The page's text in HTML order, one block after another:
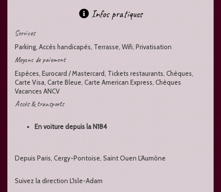
Infos pratiques
Services
Parking, Accès handicapés, Terrasse, Wifi, Privatisation
Moyens de paiement
Espèces, Eurocard / Mastercard, Tickets restaurants, Chèques,
Carte Visa, Carte Bleue, Carte American Express, Chèques
Vacances ANCV
Accès & transports
En voiture depuis la N184
Depuis Paris, Cergy-Pontoise, Saint Ouen L'Aumône
Suivez la direction L'Isle-Adam